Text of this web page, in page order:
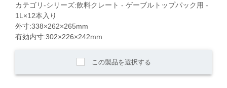
カテゴリ-シリーズ:飲料クレート - ゲーブルトップパック用 -
1L×12本入り
外寸:338×262×265mm
有効内寸:302×226×242mm
この製品を選択する